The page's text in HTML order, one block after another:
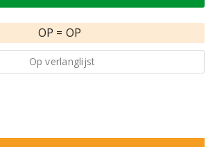
OP = OP
Op verlanglijst